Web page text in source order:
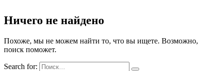
Ничего не найдено
Похоже, мы не можем найти то, что вы ищете. Возможно,
поиск поможет.
Search for: